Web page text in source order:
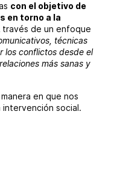
con el objetivo de
en torno a la
través de un enfoque
técnicas
los conflictos desde el
más sanas y
en que nos
intervención social.